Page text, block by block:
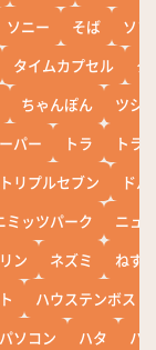
ソニー そば
ソ
タイムカプセル
タ
ちゃんぽん
ツシ
パー トラ
トラ
トリプルセブン
ド
ミッツパーク
ニュ
ン ネズミ
ねず
ハウステンボス
パソコン ハタ
ハ